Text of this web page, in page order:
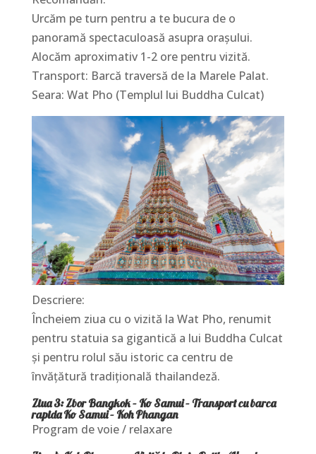
Urcăm pe turn pentru a te bucura de o
panoramă spectaculoasă asupra orașului.
Alocăm aproximativ 1-2 ore pentru vizită.
Transport: Barcă traversă de la Marele Palat.
Seara: Wat Pho (Templul lui Buddha Culcat)
Descriere:
Încheiem ziua cu o vizită la Wat Pho, renumit
pentru statuia sa gigantică a lui Buddha Culcat
și pentru rolul său istoric ca centru de
învățătură tradițională thailandeză.
Ziua 3: Zbor Bangkok – Ko Samui – Transport cu barca
rapida Ko Samui – Koh Phangan
Program de voie / relaxare